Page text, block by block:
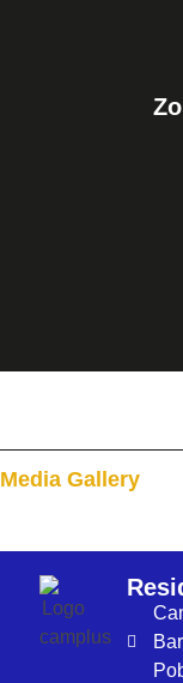
Media Gallery